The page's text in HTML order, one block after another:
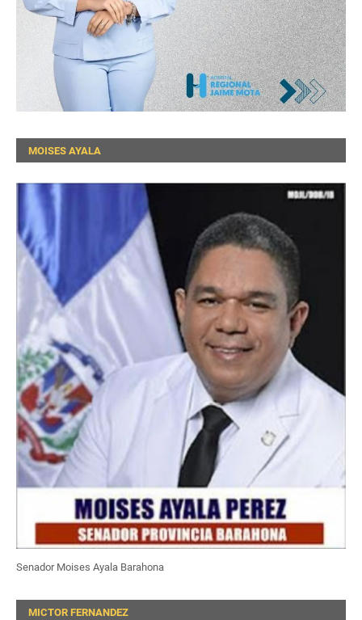
MOISES AYALA
Senador Moises Ayala Barahona
MICTOR FERNANDEZ